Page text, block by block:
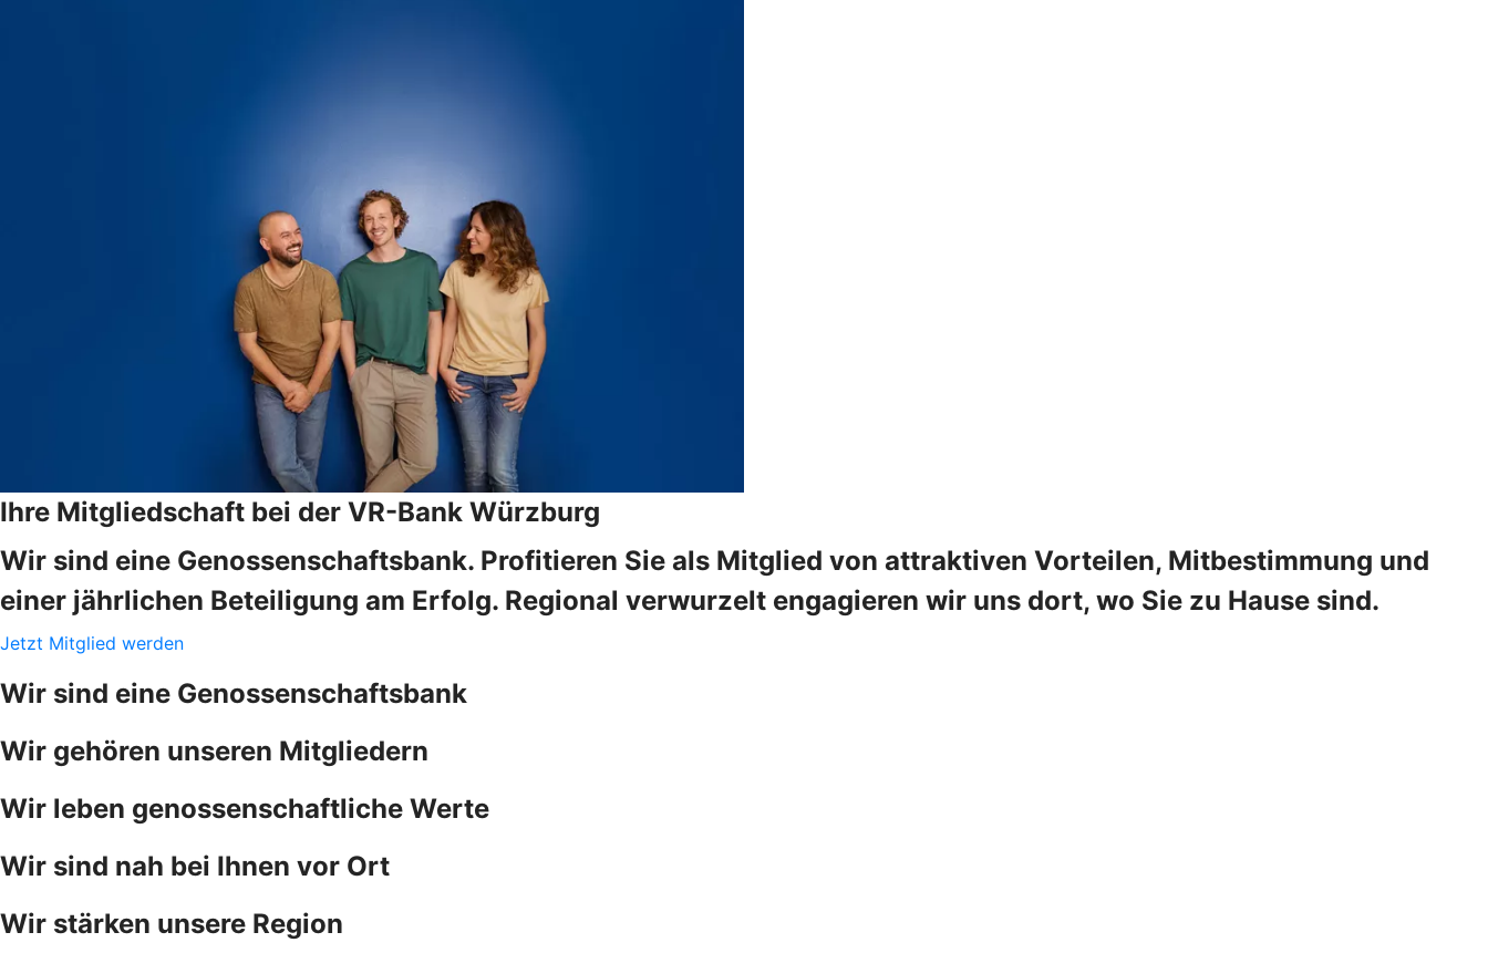
Ihre Mitgliedschaft bei der VR-Bank Würzburg
Wir sind eine Genossenschaftsbank. Profitieren Sie als Mitglied von attraktiven Vorteilen, Mitbestimmung und
einer jährlichen Beteiligung am Erfolg. Regional verwurzelt engagieren wir uns dort, wo Sie zu Hause sind.
Jetzt Mitglied werden
Wir sind eine Genossenschaftsbank
Wir gehören unseren Mitgliedern
Wir leben genossenschaftliche Werte
Wir sind nah bei Ihnen vor Ort
Wir stärken unsere Region